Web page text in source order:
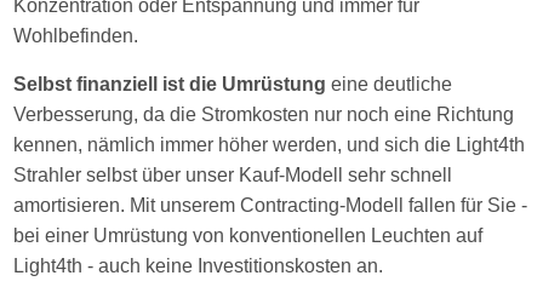
Konzentration oder Entspannung und immer für
Wohlbefinden.
Selbst finanziell ist die Umrüstung eine deutliche
Verbesserung, da die Stromkosten nur noch eine Richtung
kennen, nämlich immer höher werden, und sich die Light4th
Strahler selbst über unser Kauf-Modell sehr schnell
amortisieren. Mit unserem Contracting-Modell fallen für Sie -
bei einer Umrüstung von konventionellen Leuchten auf
Light4th - auch keine Investitionskosten an.